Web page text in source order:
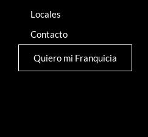
Locales
Contacto
Quiero mi Franquicia